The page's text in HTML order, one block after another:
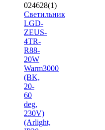
024628(1)
Светильник
LGD-
ZEUS-
4TR-
R88-
20W
Warm3000
(BK,
20-
60
deg,
230V)
(Arlight,